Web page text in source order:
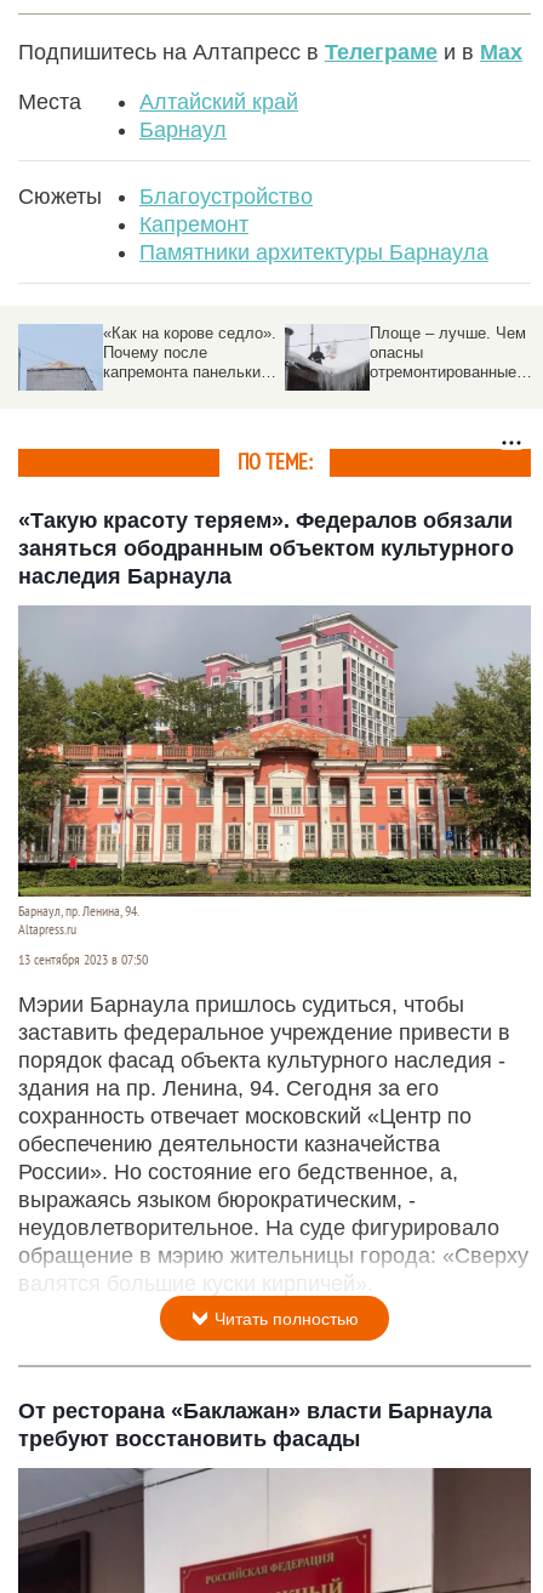
Подпишитесь на Алтапресс в Телеграме и в Max
Места
Алтайский край
Барнаул
Сюжеты
Благоустройство
Капремонт
Памятники архитектуры Барнаула
В барнаульском парке
за «Европой»
включили освещение
Искусство на высоте.
Кто и зачем
превращает серые
ПО ТЕМЕ:
«Такую красоту теряем». Федералов обязали
заняться ободранным объектом культурного
наследия Барнаула
Барнаул, пр. Ленина, 94.
Altapress.ru
13 сентября 2023 в 07:50
Мэрии Барнаула пришлось судиться, чтобы
заставить федеральное учреждение привести в
порядок фасад объекта культурного наследия -
здания на пр. Ленина, 94. Сегодня за его
сохранность отвечает московский «Центр по
обеспечению деятельности казначейства
России». Но состояние его бедственное, а,
выражаясь языком бюрократическим, -
неудовлетворительное. На суде фигурировало
обращение в мэрию жительницы города: «Сверху
валятся большие куски кирпичей».
Читать полностью
От ресторана «Баклажан» власти Барнаула
требуют восстановить фасады